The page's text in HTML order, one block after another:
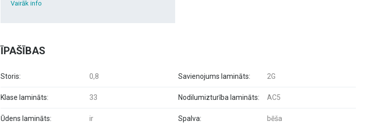
Vairāk info
ĪPAŠĪBAS
Storis: 0,8
Klase lamināts: 33
Ūdens lamināts: ir
Savienojums lamināts: 2G
Nodilumizturība lamināts: AC5
Spalva: bēša